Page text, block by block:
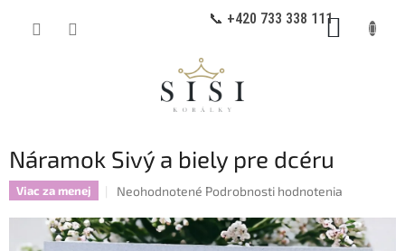
📞 +420 733 338 111
Náramok Sivý a biely pre dcéru
Viac za menej
Priemerné
produktu
je
Neohodnotené Podrobnosti hodnotenia